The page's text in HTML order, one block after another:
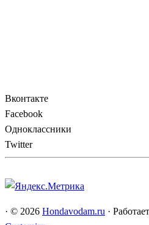
Вконтакте
Facebook
Одноклассники
Twitter
· © 2026 Hondavodam.ru ·